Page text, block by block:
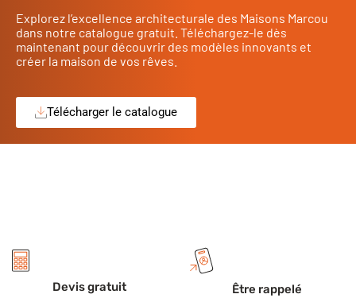
Explorez l’excellence architecturale des Maisons Marcou
dans notre catalogue gratuit. Téléchargez-le dès
maintenant pour découvrir des modèles innovants et
créer la maison de vos rêves.
Télécharger le catalogue
Devis gratuit Être rappelé